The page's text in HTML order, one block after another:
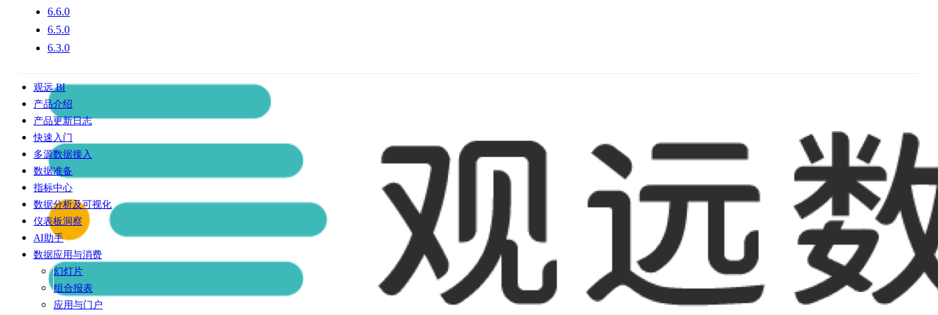
6.6.0
6.5.0
6.3.0
观远 BI
产品介绍
产品更新日志
快速入门
多源数据接入
数据准备
指标中心
数据分析及可视化
仪表板洞察
AI助手
数据应用与消费
幻灯片
组合报表
应用与门户